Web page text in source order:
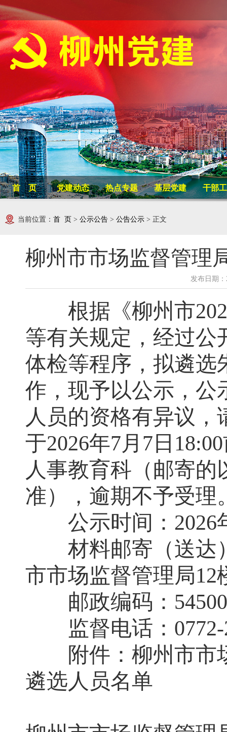
首 页 党建动态 热点专题 基层党建 干部
当前位置： 首 页 > 公示公告 > 公告公示 > 正文
柳州市市场监督管理
发布日期
根据《柳州市
等有关规定，经过公
体检等程序，拟遴选
作，现予以公示，公
人员的资格有异议
于2026年7月 7 日 18:00
人事教育科（邮寄
准），逾期不予受理
公示时间： 2026
材料邮寄（送达
市市场监督管理局12
邮政编码：
监督电话： 0772-
附件：柳州市市
遴选人员名单